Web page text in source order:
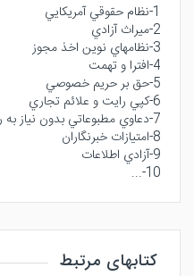
1-نظام حقوقي آمريكايي
2-ميراث آزادي
3-نظامهاي نوين اخذ مجوز
4-افترا و تهمت
5-حق بر حريم خصوصي
6-كپي رايت و علائم تجاري
7-دعاوي مطبوعاتي بدون نياز به رسيدگي قضائي
8-امتيازات خبرنگاران
9-آزادي اطلاعات
10-...
کتابهای مرتبط